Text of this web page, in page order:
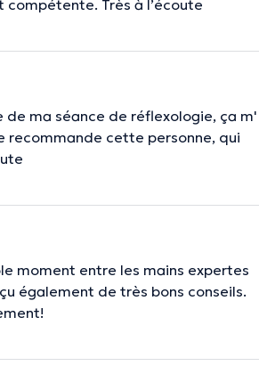
Très à l’écoute
de ma séance de réflexologie, ça m'
recommande cette personne, qui
moment entre les mains expertes
également de très bons conseils.